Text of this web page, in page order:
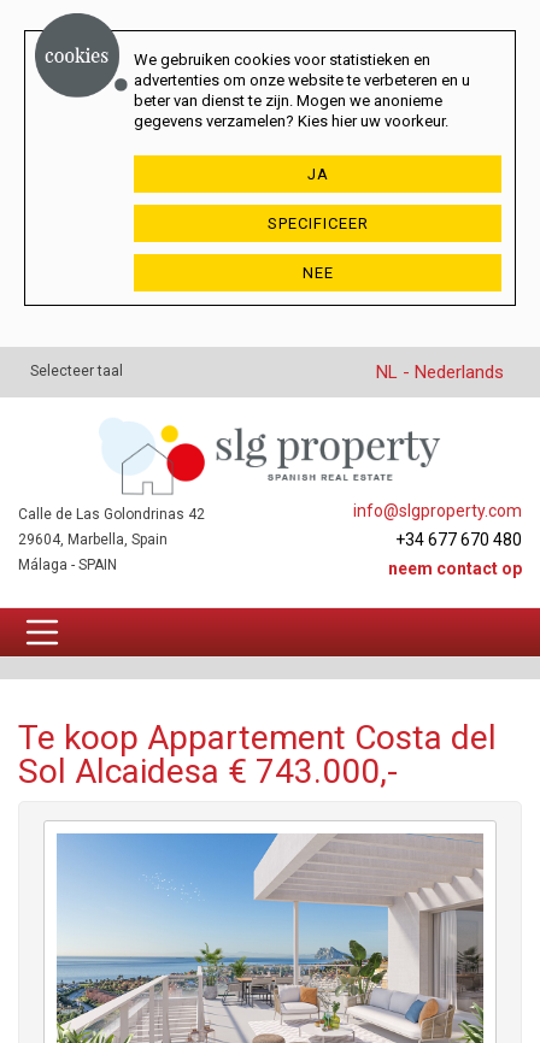
We gebruiken cookies voor statistieken en
advertenties om onze website te verbeteren en u
beter van dienst te zijn. Mogen we anonieme
gegevens verzamelen? Kies hier uw voorkeur.
JA
SPECIFICEER
NEE
Selecteer taal NL - Nederlands
info@slgproperty.com
+34 677 670 480
neem contact op
Calle de Las Golondrinas 42
29604, Marbella, Spain
Málaga - SPAIN
Te koop Appartement Costa del
Sol Alcaidesa € 743.000,-